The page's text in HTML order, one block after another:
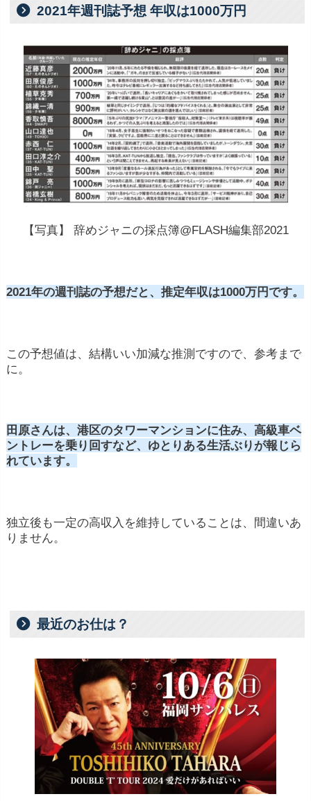
2021年週刊誌予想 年収は1000万円
【写真】 辞めジャニの採点簿@FLASH編集部2021
2021年の週刊誌の予想だと、推定年収は1000万円です。
この予想値は、結構いい加減な推測ですので、参考まで
に。
田原さんは、港区のタワーマンションに住み、高級車ベ
ントレーを乗り回すなど、ゆとりある生活ぶりが報じら
れています。
独立後も一定の高収入を維持していることは、間違いあ
りません。
最近のお仕は？